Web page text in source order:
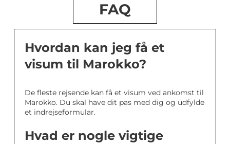
FAQ
Hvordan kan jeg få et
visum til Marokko?
De fleste rejsende kan få et visum ved ankomst til
Marokko. Du skal have dit pas med dig og udfylde
et indrejseformular.
Hvad er nogle vigtige